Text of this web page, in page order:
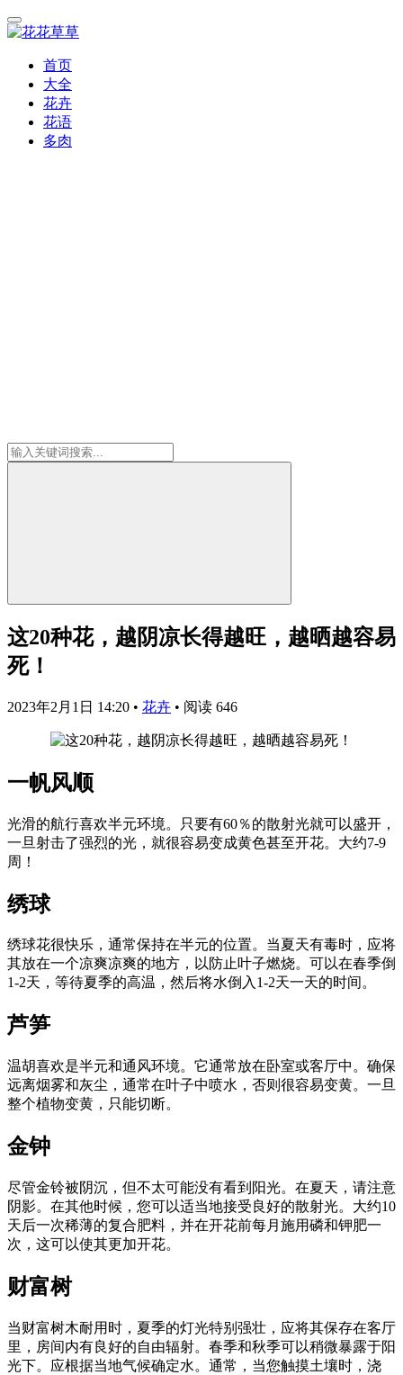
首页
大全
花卉
花语
多肉
这20种花，越阴凉长得越旺，越晒越容易
死！
2023年2月1日 14:20 • 花卉 • 阅读 646
一帆风顺
光滑的航行喜欢半元环境。只要有60％的散射光就可以盛开，
一旦射击了强烈的光，就很容易变成黄色甚至开花。大约7-9
周！
绣球
绣球花很快乐，通常保持在半元的位置。当夏天有毒时，应将
其放在一个凉爽凉爽的地方，以防止叶子燃烧。可以在春季倒
1-2天，等待夏季的高温，然后将水倒入1-2天一天的时间。
芦笋
温胡喜欢是半元和通风环境。它通常放在卧室或客厅中。确保
远离烟雾和灰尘，通常在叶子中喷水，否则很容易变黄。一旦
整个植物变黄，只能切断。
金钟
尽管金铃被阴沉，但不太可能没有看到阳光。在夏天，请注意
阴影。在其他时候，您可以适当地接受良好的散射光。大约10
天后一次稀薄的复合肥料，并在开花前每月施用磷和钾肥一
次，这可以使其更加开花。
财富树
当财富树木耐用时，夏季的灯光特别强壮，应将其保存在客厅
里，房间内有良好的自由辐射。春季和秋季可以稍微暴露于阳
光下。应根据当地气候确定水。通常，当您触摸土壤时，浇